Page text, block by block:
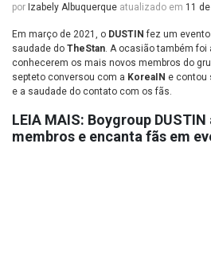
por Izabely Albuquerque atualizado em 11
Em março de 2021, o DUSTIN fez um
saudade do TheStan . A ocasião também
conhecerem os mais novos membros do
septeto conversou com a KoreaIN e contou
e a saudade do contato com os fãs.
LEIA MAIS: Boygroup
membros e encanta fãs em